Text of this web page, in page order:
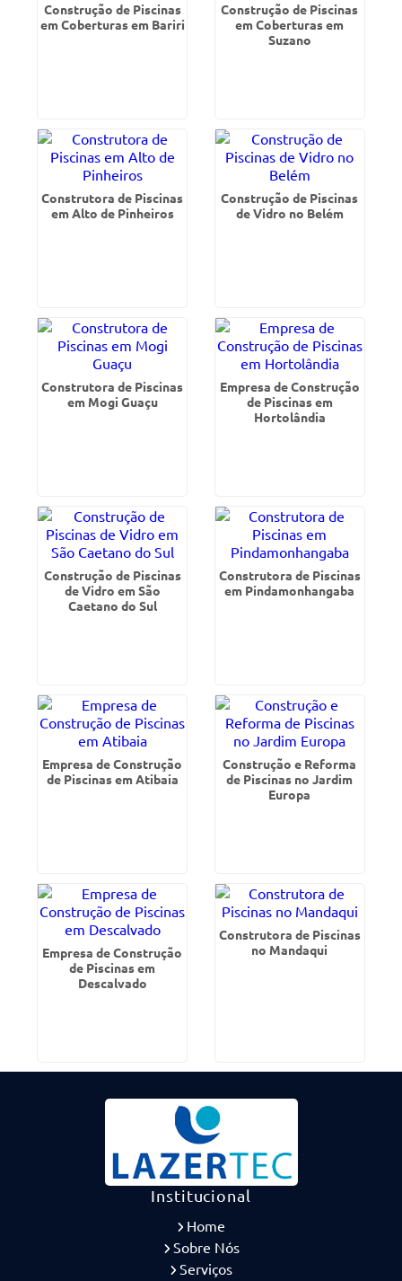
Construção de Piscinas
em Coberturas em Bariri
Construção de Piscinas
em Coberturas em
Suzano
Construtora de Piscinas
em Alto de Pinheiros
Construção de Piscinas
de Vidro no Belém
Construtora de Piscinas
em Mogi Guaçu
Empresa de Construção
de Piscinas em
Hortolândia
Construção de Piscinas
de Vidro em São
Caetano do Sul
Construtora de Piscinas
em Pindamonhangaba
Empresa de Construção
de Piscinas em Atibaia
Construção e Reforma
de Piscinas no Jardim
Europa
Empresa de Construção
de Piscinas em
Descalvado
Construtora de Piscinas
no Mandaqui
Institucional
Home
Sobre Nós
Serviços